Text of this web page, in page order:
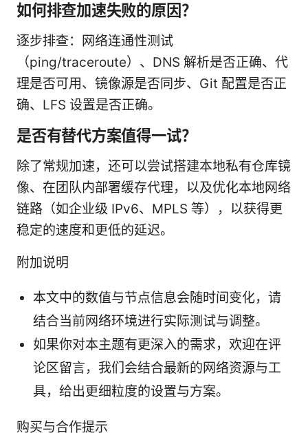
如何排查加速失败的原因？
逐步排查：网络连通性测试
（ping/traceroute）、DNS 解析是否正确、代
理是否可用、镜像源是否同步、Git 配置是否正
确、LFS 设置是否正确。
是否有替代方案值得一试？
除了常规加速，还可以尝试搭建本地私有仓库镜
像、在团队内部署缓存代理，以及优化本地网络
链路（如企业级 IPv6、MPLS 等），以获得更
稳定的速度和更低的延迟。
附加说明
本文中的数值与节点信息会随时间变化，请
结合当前网络环境进行实际测试与调整。
如果你对本主题有更深入的需求，欢迎在评
论区留言，我们会结合最新的网络资源与工
具，给出更细粒度的设置与方案。
购买与合作提示